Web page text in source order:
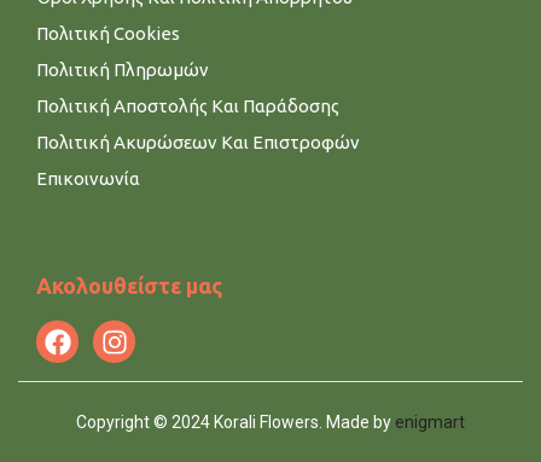
Πολιτική Cookies
Πολιτική Πληρωμών
Πολιτική Αποστολής Και Παράδοσης
Πολιτική Ακυρώσεων Και Επιστροφών
Επικοινωνία
Ακολουθείστε μας
Copyright © 2024 Korali Flowers. Made by enigmart